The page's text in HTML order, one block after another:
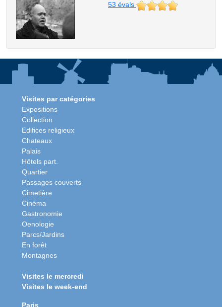
53 évals
Visites par catégories
Expositions
Collection
Edifices religieux
Chateaux
Palais
Hôtels part.
Quartier
Passages couverts
Cimetière
Cinéma
Gastronomie
Oenologie
Parcs/Jardins
En forêt
Montagnes
Visites le mercredi
Visites le week-end
Paris